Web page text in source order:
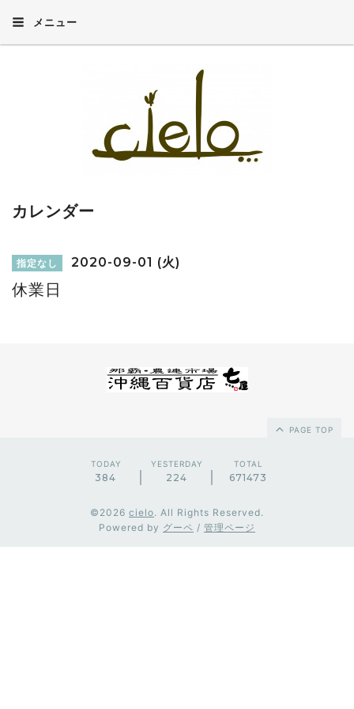
メニュー
カレンダー
指定なし 2020-09-01 (火)
休業日
PAGE TOP
TODAY
384
YESTERDAY
224
TOTAL
671473
©2026 cielo. All Rights Reserved.
Powered by グーペ / 管理ページ